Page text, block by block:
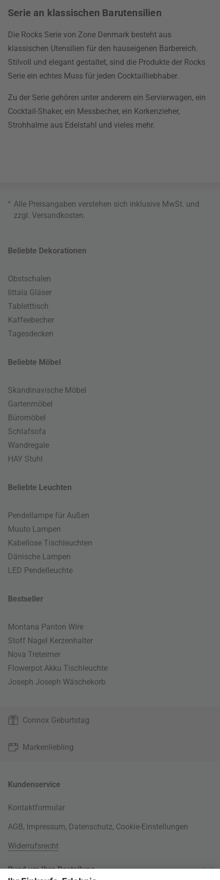
Serie an klassischen Barutensilien
Die Rocks Serie von Zone Denmark besteht aus
klassischen Utensilien für den hauseigenen Barbereich.
Stilvoll und elegant gestaltet, sind die Produkte der Rocks
Serie ein echtes Muss für jeden Cocktailliebhaber.
Zu der Serie gehören unter anderem ein Servierwagen, ein
Cocktail-Shaker, ein Messbecher, ein Korkenzieher,
Strohhalme aus Edelstahl und vieles mehr.
* Alle Preisangaben verstehen sich inklusive MwSt. und
zzgl. Versandkosten.
Beliebte Dekorationen
Obstschalen
Iittala Gläser
Tabletttisch
Kaffeebecher
Tagesdecken
Beliebte Möbel
Skandinavische Möbel
Gartenmöbel
Büromöbel
Schlafsofa
Wandregale
HAY Stuhl
Beliebte Leuchten
Pendellampe für Außen
Muuto Lampen
Kabellose Tischleuchten
Dänische Lampen
LED Pendelleuchte
Bestseller
Montana Panton Wire
Stoff Nagel Kerzenhalter
Nova Treteimer
Flowerpot Akku Tischleuchte
Joseph Joseph Wäschekorb
Connox Geburtstag
Markenliebling
Kundenservice
Kontaktformular
AGB, Impressum, Datenschutz, Cookie-Einstellungen
Widerrufsrecht
Rund um Ihre Bestellung